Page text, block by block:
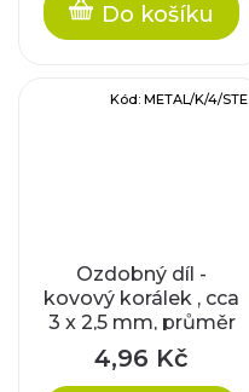
Do košíku
Ozdobný díl -
kovový korálek , cca
3 x 2,5 mm, průměr
dírky cca 1,2 mm
4,96 Kč
Kód: METAL/K/4/STE